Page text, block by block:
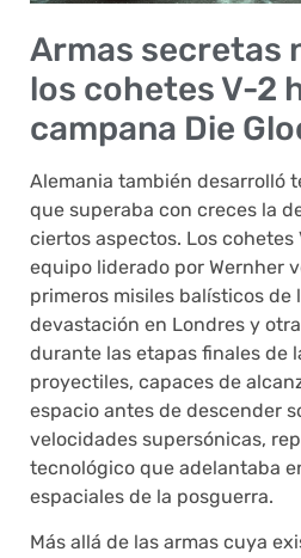
Armas secretas
los cohetes V-2
campana Die
Alemania también desarrolló
que superaba con creces la
ciertos aspectos. Los cohetes
equipo liderado por Wernher
primeros misiles balísticos de
devastación en Londres y
durante las etapas finales de
proyectiles, capaces de
espacio antes de descender
velocidades supersónicas,
tecnológico que adelantaba
espaciales de la posguerra.
Más allá de las armas cuya